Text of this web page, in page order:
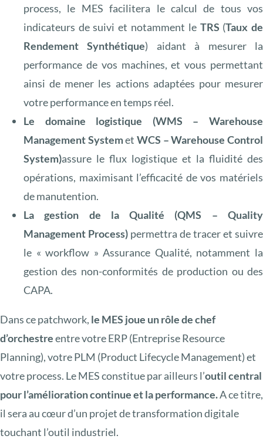
process, le MES facilitera le calcul de tous vos
indicateurs de suivi et notamment le TRS (Taux de
Rendement Synthétique) aidant à mesurer la
performance de vos machines, et vous permettant
ainsi de mener les actions adaptées pour mesurer
votre performance en temps réel.
Le domaine logistique (WMS – Warehouse
Management Systemet WCS –Warehouse Control
System)assure le flux logistique et la fluidité des
opérations, maximisant l’efficacité de vos matériels
de manutention.
La gestion de la Qualité (QMS – Quality
Management Process) permettra de tracer et suivre
le « workflow » Assurance Qualité, notamment la
gestion des non-conformités de production ou des
CAPA.
Dans ce patchwork, le MES joue un rôle de chef
d’orchestreentre votre ERP (Entreprise Resource
Planning), votre PLM (Product Lifecycle Management) et
votre process. Le MES constitue par ailleurs l’outil central
pour l’amélioration continue et la performance.A ce titre,
il sera au cœur d’un projet de transformation digitale
touchant l’outil industriel.